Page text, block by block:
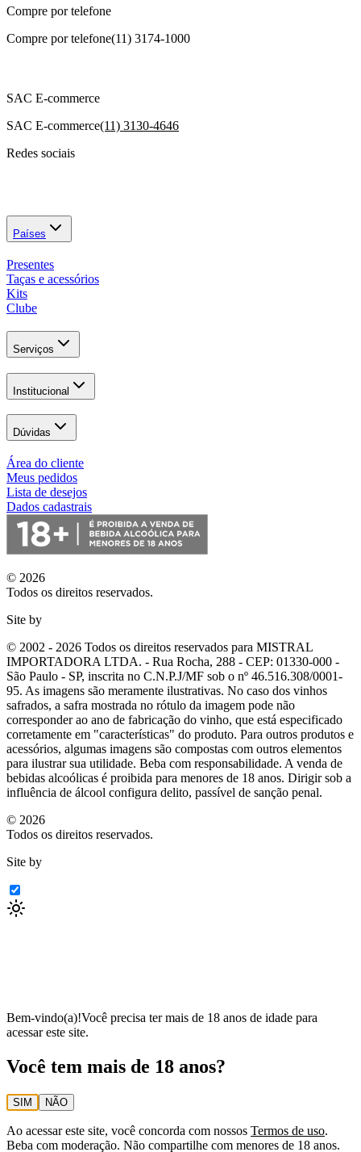
Compre por telefone
Compre por telefone(11) 3174-1000
SAC E-commerce
SAC E-commerce(11) 3130-4646
Redes sociais
Países
Presentes
Taças e acessórios
Kits
Clube
Serviços
Institucional
Dúvidas
Área do cliente
Meus pedidos
Lista de desejos
Dados cadastrais
© 2026
Todos os direitos reservados.
Site by
© 2002 - 2026 Todos os direitos reservados para MISTRAL
IMPORTADORA LTDA. - Rua Rocha, 288 - CEP: 01330-000 -
São Paulo - SP, inscrita no C.N.P.J/MF sob o nº 46.516.308/0001-
95. As imagens são meramente ilustrativas. No caso dos vinhos
safrados, a safra mostrada no rótulo da imagem pode não
corresponder ao ano de fabricação do vinho, que está especificado
corretamente em "características" do produto. Para outros produtos e
acessórios, algumas imagens são compostas com outros elementos
para ilustrar sua utilidade. Beba com responsabilidade. A venda de
bebidas alcoólicas é proibida para menores de 18 anos. Dirigir sob a
influência de álcool configura delito, passível de sanção penal.
© 2026
Todos os direitos reservados.
Site by
Bem-vindo(a)!Você precisa ter mais de 18 anos de idade para
acessar este site.
Você tem mais de 18 anos?
SIM NÃO
Ao acessar este site, você concorda com nossos Termos de uso.
Beba com moderação. Não compartilhe com menores de 18 anos.